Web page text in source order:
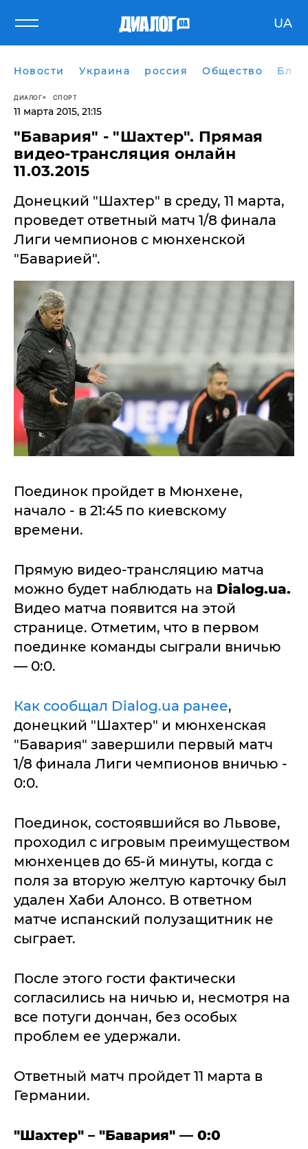
UA
Новости Украина россия Общество
ДИАЛОГ СПОРТ
11 марта 2015, 21:15
"Бавария" - "Шахтер". Прямая
видео-трансляция онлайн
11.03.2015
Донецкий "Шахтер" в среду, 11 марта,
проведет ответный матч 1/8 финала
Лиги чемпионов с мюнхенской
"Баварией".
Поединок пройдет в Мюнхене,
начало - в 21:45 по киевскому
времени.
Прямую видео-трансляцию матча
можно будет наблюдать на Dialog.ua.
Видео матча появится на этой
странице. Отметим, что в первом
поединке команды сыграли вничью
— 0:0.
Как сообщал Dialog.ua ранее,
донецкий "Шахтер" и мюнхенская
"Бавария" завершили первый матч
1/8 финала Лиги чемпионов вничью -
0:0.
Поединок, состоявшийся во Львове,
проходил с игровым преимуществом
мюнхенцев до 65-й минуты, когда с
поля за вторую желтую карточку был
удален Хаби Алонсо. В ответном
матче испанский полузащитник не
сыграет.
После этого гости фактически
согласились на ничью и, несмотря на
все потуги дончан, без особых
проблем ее удержали.
Ответный матч пройдет 11 марта в
Германии.
"Шахтер" – "Бавария" — 0:0